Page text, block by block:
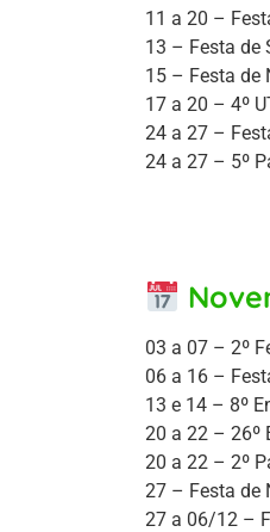
11 a 20 –
13 – Festa de
15 – Festa de
17 a 20 – 4º
24 a 27 –
24 a 27 – 5º
03 a 07 – 2º
06 a 16 –
13 e 14 – 8º
20 a 22 – 26º
20 a 22 – 2º
27 – Festa de
27 a 06/12 –